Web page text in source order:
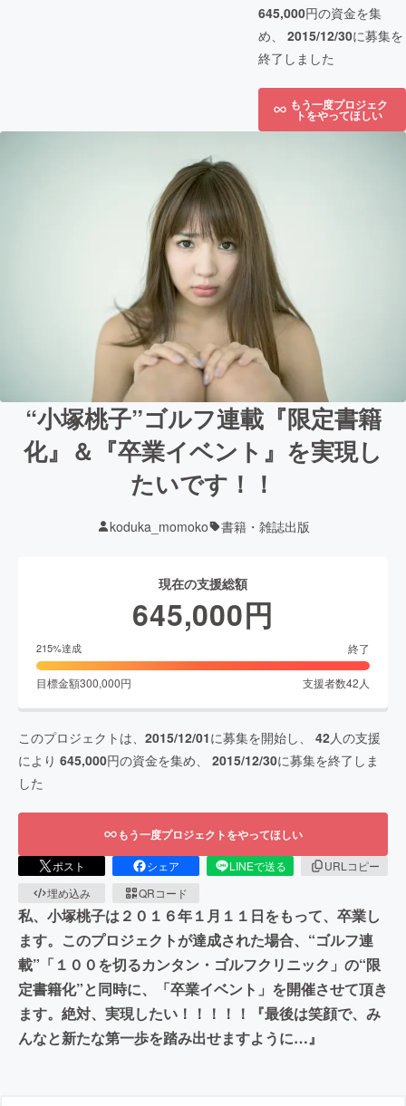
645,000円の資金を集
め、 2015/12/30に募集を
終了しました
もう一度プロジェク
トをやってほしい
“小塚桃子”ゴルフ連載『限定書籍
化』＆『卒業イベント』を実現し
たいです！！
koduka_momoko 書籍・雑誌出版
現在の支援総額
645,000円
215%達成 終了
目標金額300,000円 支援者数42 人
このプロジェクトは、 2015/12/01に募集を開始し、 42人の支援
により 645,000円の資金を集め、 2015/12/30に募集を終了しま
した
もう一度プロジェクトをやってほしい
ポスト シェア LINEで送る
URLコピー
埋め込み
QRコード
私、小塚桃子は２０１６年１月１１日をもって、卒業し
ます。このプロジェクトが達成された場合、“ゴルフ連
載”「１００を切るカンタン・ゴルフクリニック」の“限
定書籍化”と同時に、「卒業イベント」を開催させて頂き
ます。絶対、実現したい！！！！！『最後は笑顔で、み
んなと新たな第一歩を踏み出せますように…』